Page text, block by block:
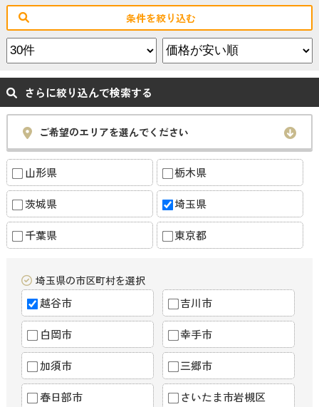
条件を絞り込む
さらに絞り込んで検索する
ご希望のエリアを選んでください
山形県 栃木県
茨城県 埼玉県
千葉県 東京都
埼玉県の市区町村を選択
越谷市 吉川市
白岡市 幸手市
加須市 三郷市
春日部市 さいたま市岩槻区